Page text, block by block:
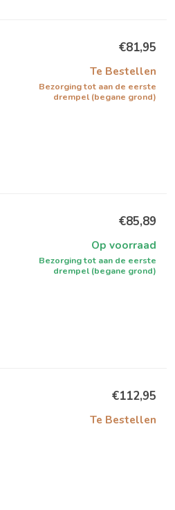
€81,95
Te Bestellen
Bezorging tot aan de eerste
drempel (begane grond)
€85,89
Op voorraad
Bezorging tot aan de eerste
drempel (begane grond)
€112,95
Te Bestellen